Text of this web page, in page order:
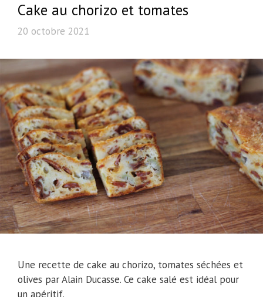
Cake au chorizo et tomates
20 octobre 2021
Une recette de cake au chorizo, tomates séchées et
olives par Alain Ducasse. Ce cake salé est idéal pour
un apéritif.